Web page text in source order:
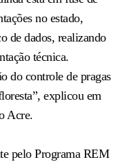
no estado,
de dados, realizando
técnica.
do controle de pragas
explicou em
Acre.
pelo Programa REM